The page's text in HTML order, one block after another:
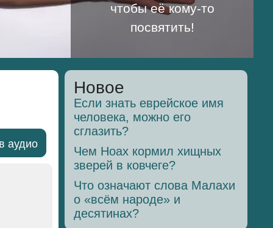
чтобы её кому-то
посвятить!
аудио
Новое
Если знать еврейское имя
человека, можно его
сглазить?
Чем Ноах кормил хищных
зверей в ковчеге?
Что означают слова Малахи
о «всём народе» и
десятинах?